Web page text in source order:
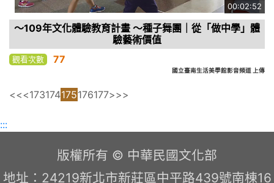
00:02:52
～109年文化體驗教育計畫 ～種子舞團｜從「做中學」體
驗藝術價值
觀看次數 77
國立臺南生活美學館影音頻道 上傳
<<<173174175176177>>>
:::
版權所有 © 中華民國文化部
地址：24219新北市新莊區中平路439號南棟16